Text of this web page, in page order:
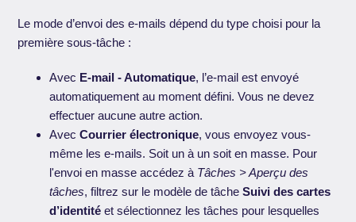
Le mode d’envoi des e-mails dépend du type choisi pour la
première sous-tâche :
Avec E-mail - Automatique, l’e-mail est envoyé
automatiquement au moment défini. Vous ne devez
effectuer aucune autre action.
AvecCourrier électronique, vous envoyez vous-
même les e-mails. Soit un à un soit en masse. Pour
l'envoi en masse accédez à Tâches > Aperçu des
tâches, filtrez sur le modèle de tâcheSuivi des cartes
d’identité et sélectionnez les tâches pour lesquelles